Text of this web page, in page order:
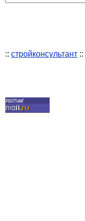
:: стройконсультант ::